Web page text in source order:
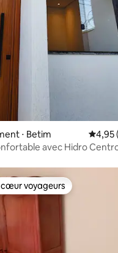
sur la base de 12
⋅ Betim
4,95
avec Hidro
cœur voyageurs
voyageurs